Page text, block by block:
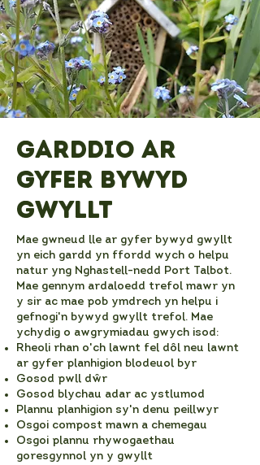
Garddio ar
gyfer Bywyd
Gwyllt
Mae gwneud lle ar gyfer bywyd gwyllt
yn eich gardd yn ffordd wych o helpu
natur yng Nghastell-nedd Port Talbot.
Mae gennym ardaloedd trefol mawr yn
y sir ac mae pob ymdrech yn helpu i
gefnogi'n bywyd gwyllt trefol. Mae
ychydig o awgrymiadau gwych isod:
Rheoli rhan o'ch lawnt fel dôl neu lawnt
ar gyfer planhigion blodeuol byr
Gosod pwll dŵr
Gosod blychau adar ac ystlumod
Plannu planhigion sy'n denu peillwyr
Osgoi compost mawn a chemegau
Osgoi plannu rhywogaethau
goresgynnol yn y gwyllt